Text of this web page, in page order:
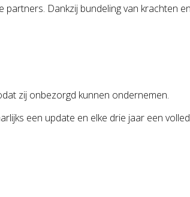
Dankzij bundeling van krachten
zij onbezorgd kunnen ondernemen.
een update en elke drie jaar een